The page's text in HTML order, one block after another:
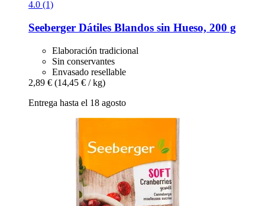
4.0 (1)
Seeberger Dátiles Blandos sin Hueso, 200 g
Elaboración tradicional
Sin conservantes
Envasado resellable
2,89 € (14,45 € / kg)
Entrega hasta el 18 agosto